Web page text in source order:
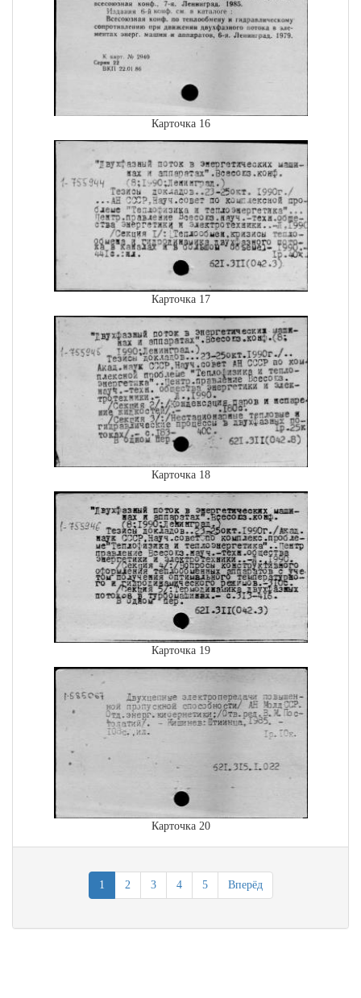
Карточка 16
Карточка 17
Карточка 18
Карточка 19
Карточка 20
1 2 3 4 5 Вперёд